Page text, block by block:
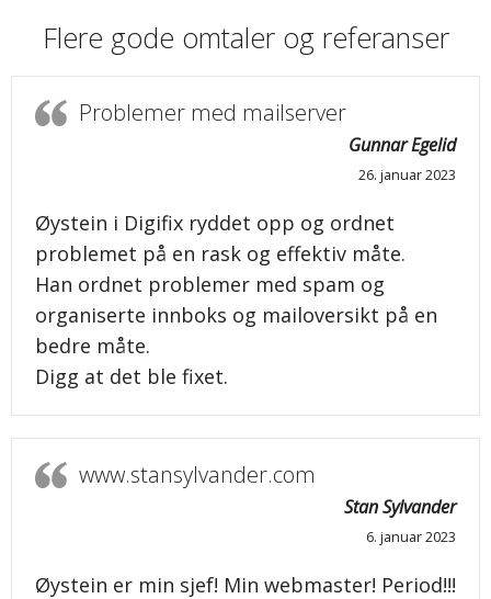
Flere gode omtaler og referanser
Problemer med mailserver
Gunnar Egelid
26. januar 2023
Øystein i Digifix ryddet opp og ordnet
problemet på en rask og effektiv måte.
Han ordnet problemer med spam og
organiserte innboks og mailoversikt på en
bedre måte.
Digg at det ble fixet.
www.stansylvander.com
Stan Sylvander
6. januar 2023
Øystein er min sjef! Min webmaster! Period!!!